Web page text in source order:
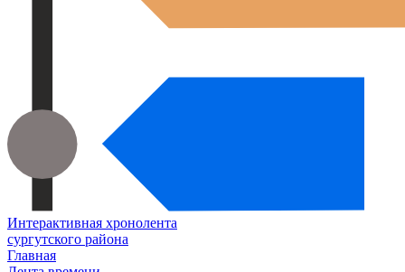
Интерактивная хронолента
сургутского района
Главная